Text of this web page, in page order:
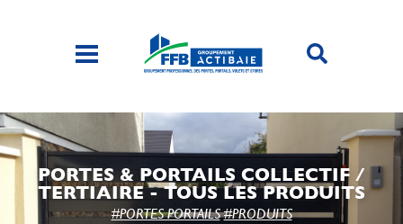
PORTES & PORTAILS COLLECTIF /
TERTIAIRE - TOUS LES PRODUITS
#PORTES PORTAILS #PRODUITS